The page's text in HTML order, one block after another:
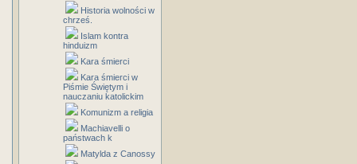
Historia wolności w
chrześ.
Islam kontra
hinduizm
Kara śmierci
Kara śmierci w
Piśmie Świętym i
nauczaniu katolickim
Komunizm a religia
Machiavelli o
państwach k
Matylda z Canossy